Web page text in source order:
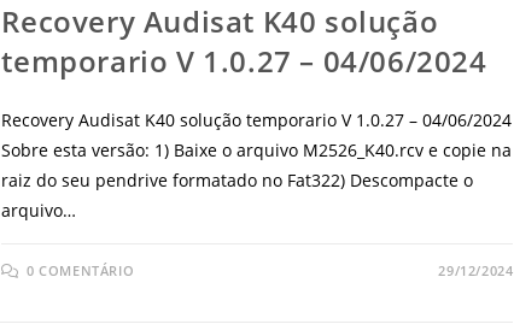
Recovery Audisat K40 solução
temporario V 1.0.27 – 04/06/2024
Recovery Audisat K40 solução temporario V 1.0.27 – 04/06/2024
Sobre esta versão: 1) Baixe o arquivo M2526_K40.rcv e copie na
raiz do seu pendrive formatado no Fat322) Descompacte o
arquivo…
0 COMENTÁRIO 29/12/2024